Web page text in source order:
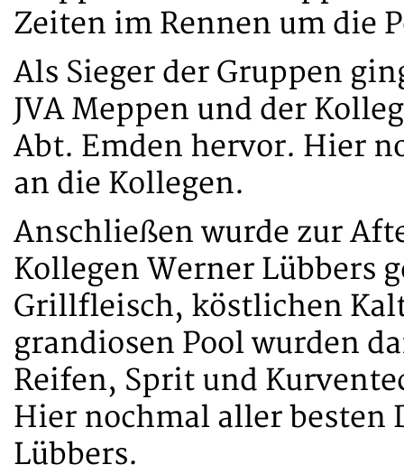
Zeiten im Rennen um die
Als Sieger der Gruppen
JVA Meppen und der
Abt. Emden hervor. Hier
an die Kollegen.
Anschließen wurde zur
Kollegen Werner Lübbers
Grillfleisch, köstlichen
grandiosen Pool wurden
Reifen, Sprit und
Hier nochmal aller besten
Lübbers.